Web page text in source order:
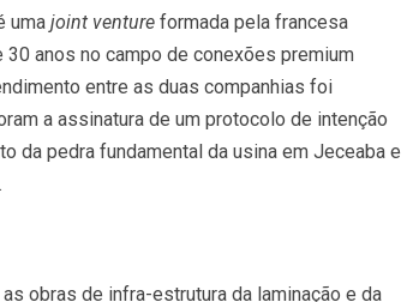
uma joint venture formada pela francesa
anos no campo de conexões premium
entre as duas companhias foi
a assinatura de um protocolo de intenção
da pedra fundamental da usina em Jeceaba e
obras de infra-estrutura da laminação e da